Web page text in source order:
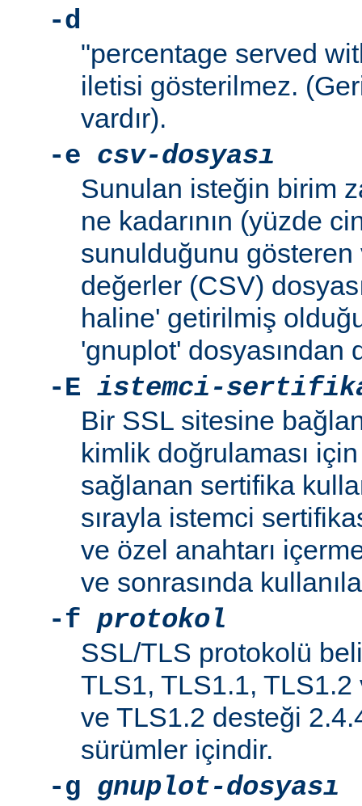
-d
"percentage served
iletisi gösterilmez.
vardır).
-e csv-dosyası
Sunulan isteğin birim
ne kadarının (yüzde
sunulduğunu gösteren
değerler (CSV)
haline' getirilmiş
'gnuplot' dosyasından
-E istemci-
Bir SSL sitesine
kimlik doğrulaması
sağlanan sertifika
sırayla istemci
ve özel anahtarı
ve sonrasında
-f protokol
SSL/TLS protokolü
TLS1, TLS1.1,
ve TLS1.2 desteği
sürümler içindir.
-g gnuplot-dosyası